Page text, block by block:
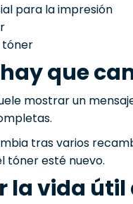
para la impresión
tóner
que
mostrar un
tras varios
tóner esté nuevo.
la vida útil